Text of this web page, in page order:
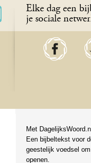
Elke dag een
je sociale
Met
Een bijbeltekst voor
geestelijk voedsel
openen.